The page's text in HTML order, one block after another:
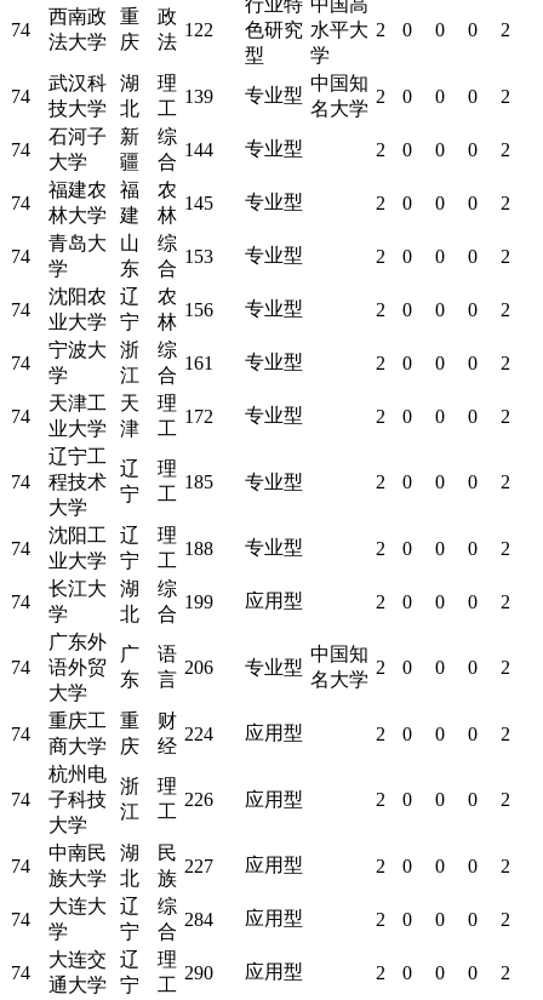
74
西南政
法大学
重
庆
政
法
122
行业特
色研究
型
中国高
水平大
学
2 0 0 0 2
74
武汉科
技大学
湖
北
理
工
139 专业型
中国知
名大学
2 0 0 0 2
74
石河子
大学
新
疆
综
合
144 专业型 2 0 0 0 2
74
福建农
林大学
福
建
农
林
145 专业型 2 0 0 0 2
74
青岛大
学
山
东
综
合
153 专业型 2 0 0 0 2
74
沈阳农
业大学
辽
宁
农
林
156 专业型 2 0 0 0 2
74
宁波大
学
浙
江
综
合
161 专业型 2 0 0 0 2
74
天津工
业大学
天
津
理
工
172 专业型 2 0 0 0 2
74
辽宁工
程技术
大学
辽
宁
理
工
185 专业型 2 0 0 0 2
74
沈阳工
业大学
辽
宁
理
工
188 专业型 2 0 0 0 2
74
长江大
学
湖
北
综
合
199 应用型 2 0 0 0 2
74
广东外
语外贸
大学
广
东
语
言
206 专业型
中国知
名大学
2 0 0 0 2
74
重庆工
商大学
重
庆
财
经
224 应用型 2 0 0 0 2
74
杭州电
子科技
大学
浙
江
理
工
226 应用型 2 0 0 0 2
74
中南民
族大学
湖
北
民
族
227 应用型 2 0 0 0 2
74
大连大
学
辽
宁
综
合
284 应用型 2 0 0 0 2
74
大连交
通大学
辽
宁
理
工
290 应用型 2 0 0 0 2